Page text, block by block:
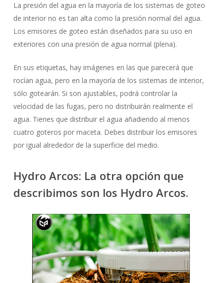
La presión del agua en la mayoría de los sistemas de goteo
de interior no es tan alta como la presión normal del agua.
Los emisores de goteo están diseñados para su uso en
exteriores con una presión de agua normal (plena).
En sus etiquetas, hay imágenes en las que parecerá que
rocían agua, pero en la mayoría de los sistemas de interior,
sólo gotearán. Si son ajustables, podrá controlar la
velocidad de las fugas, pero no distribuirán realmente el
agua. Tienes que distribuir el agua añadiendo al menos
cuatro goteros por maceta. Debes distribuir los emisores
por igual alrededor de la superficie del medio.
Hydro Arcos: La otra opción que
describimos son los Hydro Arcos.